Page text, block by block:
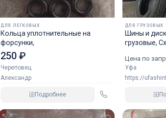
ДЛЯ ЛЕГКОВЫХ
Кольца уплотнительные на
форсунки,
250 ₽
Череповец
Александр
Подробнее
ДЛЯ ГРУЗОВЫХ
Шины и
грузовые,
Цена по
Уфа
https://